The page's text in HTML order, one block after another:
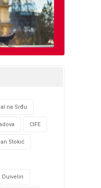
na Srđu
CIFE
Stokić
Duivelin